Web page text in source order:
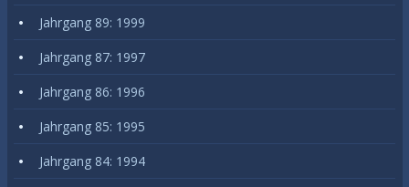
Jahrgang 89: 1999
Jahrgang 87: 1997
Jahrgang 86: 1996
Jahrgang 85: 1995
Jahrgang 84: 1994